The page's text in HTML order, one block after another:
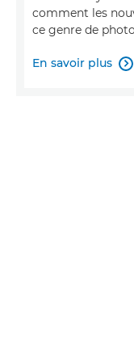
comment les
ce genre de
En savoir plus 